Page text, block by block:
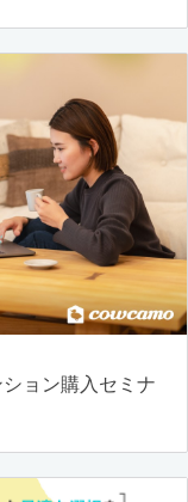
ョン購入セミナ